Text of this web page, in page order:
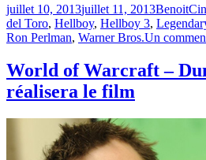
–
Pourrait
ne
voir
le
jour &rquo;
Publié
le
juillet 10, 2013juillet 11, 2013Benoit
del Toro, Hellboy, Hellboy 3,
Ron Perlman, Warner Bros.Un
World of Warcraft –
réalisera le film